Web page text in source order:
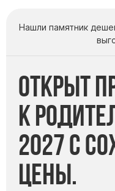
Нашли памятник
Открыт
к
2027 с
цены.